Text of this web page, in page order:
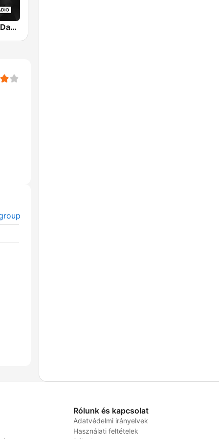
Nexus Radio Dance
Rólunk és kapcsolat
Adatvédelmi irányelvek
Használati feltételek